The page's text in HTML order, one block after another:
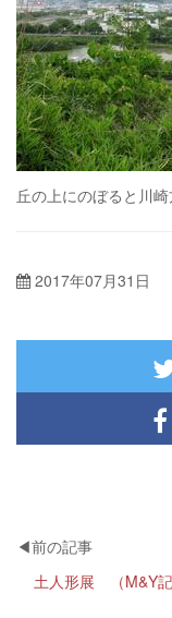
丘の上にのぼると川崎
2017年07月31日
土人形展 （M&Y記